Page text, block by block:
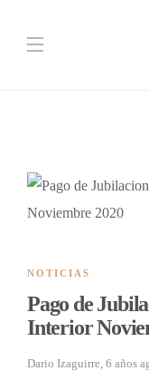
NOTICIAS
Pago de
Interior
Dario Izaguirre, 6 años